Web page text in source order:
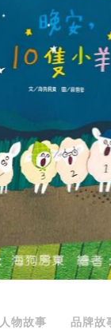
人物故事 品牌故